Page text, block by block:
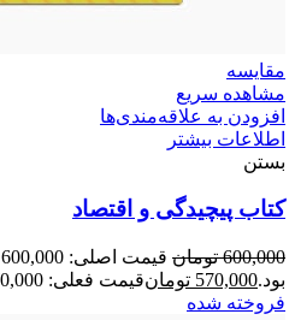
مقایسه
مشاهده سریع
افزودن به علاقه‌مندی‌ها
اطلاعات بیشتر
بستن
کتاب پیچیدگی و اقتصاد
600,000 تومان
بود.570,000 تومانقیمت فعلی: 570,000 تومان.
فروخته شده